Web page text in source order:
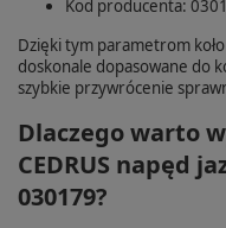
Kod producenta:
Dzięki tym parametrom
doskonale dopasowane do
szybkie przywrócenie
Dlaczego warto
CEDRUS napęd
030179?